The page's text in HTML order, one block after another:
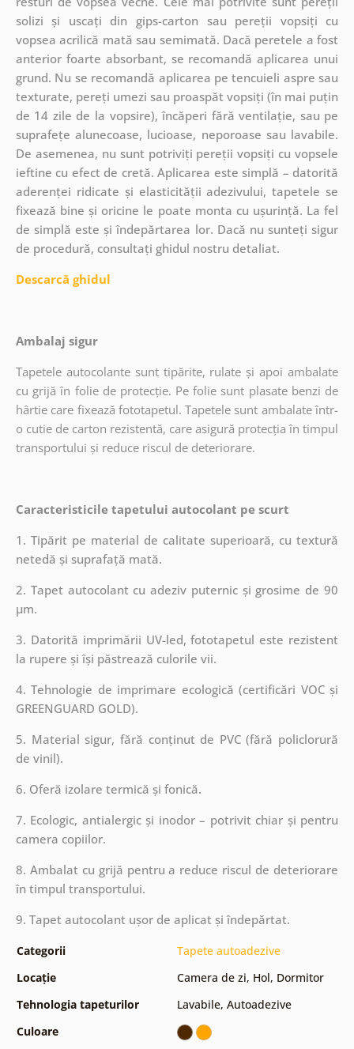
solizi și uscați din gips-carton sau pereții vopsiți cu
vopsea acrilică mată sau semimată. Dacă peretele a fost
anterior foarte absorbant, se recomandă aplicarea unui
grund. Nu se recomandă aplicarea pe tencuieli aspre sau
texturate, pereți umezi sau proaspăt vopsiți (în mai puțin
de 14 zile de la vopsire), încăperi fără ventilație, sau pe
suprafețe alunecoase, lucioase, neporoase sau lavabile.
De asemenea, nu sunt potriviți pereții vopsiți cu vopsele
ieftine cu efect de cretă. Aplicarea este simplă – datorită
aderenței ridicate și elasticității adezivului, tapetele se
fixează bine și oricine le poate monta cu ușurință. La fel
de simplă este și îndepărtarea lor. Dacă nu sunteți sigur
de procedură, consultați ghidul nostru detaliat.
Descarcă ghidul
Ambalaj sigur
Tapetele autocolante sunt tipărite, rulate și apoi ambalate
cu grijă în folie de protecție. Pe folie sunt plasate benzi de
hârtie care fixează fototapetul. Tapetele sunt ambalate într-
o cutie de carton rezistentă, care asigură protecția în timpul
transportului și reduce riscul de deteriorare.
Caracteristicile tapetului autocolant pe scurt
1. Tipărit pe material de calitate superioară, cu textură
netedă și suprafață mată.
2. Tapet autocolant cu adeziv puternic și grosime de 90
µm.
3. Datorită imprimării UV-led, fototapetul este rezistent
la rupere și își păstrează culorile vii.
4. Tehnologie de imprimare ecologică (certificări VOC și
GREENGUARD GOLD).
5. Material sigur, fără conținut de PVC (fără policlorură
de vinil).
6. Oferă izolare termică și fonică.
7. Ecologic, antialergic și inodor – potrivit chiar și pentru
camera copiilor.
8. Ambalat cu grijă pentru a reduce riscul de deteriorare
în timpul transportului.
9. Tapet autocolant ușor de aplicat și îndepărtat.
Categorii
Tapete autoadezive
Locație
Camera de zi, Hol, Dormitor
Tehnologia tapeturilor
Lavabile, Autoadezive
Culoare